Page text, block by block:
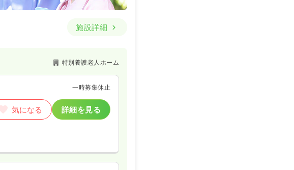
気になる 詳細を見る
一時募集休止
気になる 詳細を見る
一時募集休止
施設詳細
特別養護老人ホーム
一時募集休止
気になる 詳細を見る